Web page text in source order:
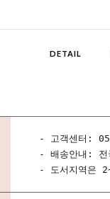
DETAIL
- 고객센터:
- 배송안내: 전
- 도서지역은